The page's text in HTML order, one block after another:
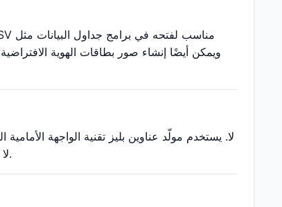
لا. يستخدم مولّد عناوين بليز تقنية الواجهة
لا يجمع مولّد عناوين بليز أو يخزن أو ينقل أي بيانات مستخدم، مما يضمن الخصوصية والأمان التام.